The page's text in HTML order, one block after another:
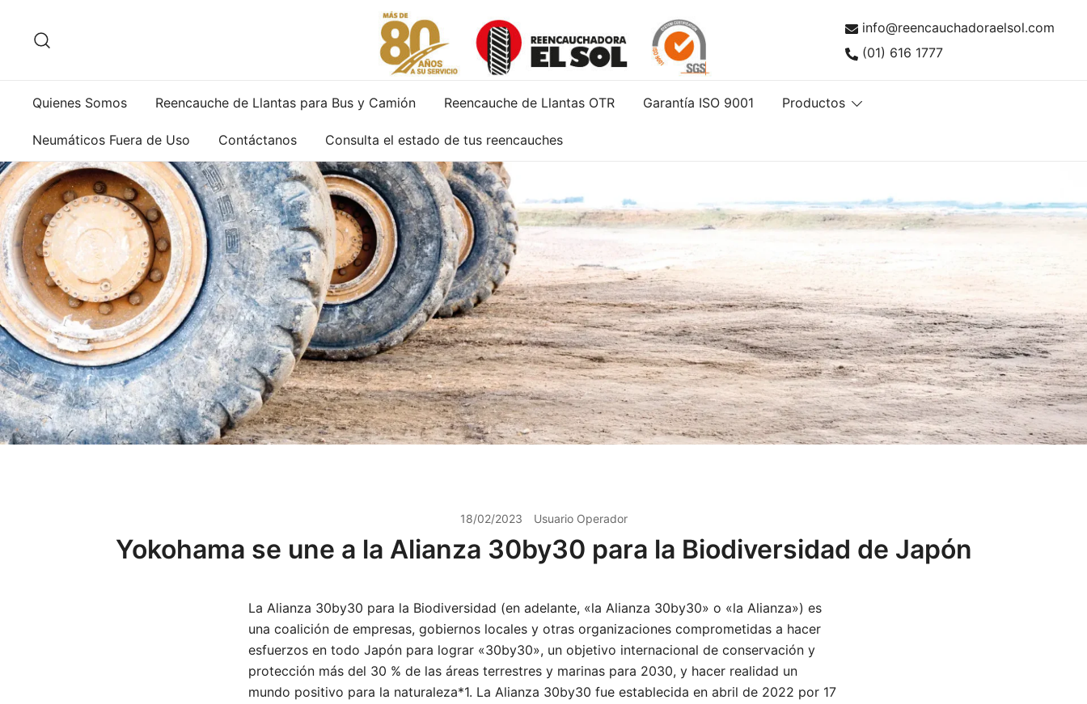
contenido
Reencauchadora el Sol – Reencauche de llantas con Calidad ISO 9001
Servicio de reparación y reencauche de llantas con garantía ISO 9001
info@reencauchadoraelsol.com
(01) 616 1777
Quienes Somos Reencauche de Llantas para Bus y Camión Reencauche de Llantas OTR Garantía ISO 9001 Productos
Neumáticos Fuera de Uso Contáctanos Consulta el estado de tus reencauches
18/02/2023 Usuario Operador
Yokohama se une a la Alianza 30by30 para la Biodiversidad de Japón
La Alianza 30by30 para la Biodiversidad (en adelante, «la Alianza 30by30» o «la Alianza») es
una coalición de empresas, gobiernos locales y otras organizaciones comprometidas a hacer
esfuerzos en todo Japón para lograr «30by30», un objetivo internacional de conservación y
protección más del 30 % de las áreas terrestres y marinas para 2030, y hacer realidad un
mundo positivo para la naturaleza*1. La Alianza 30by30 fue establecida en abril de 2022 por 17